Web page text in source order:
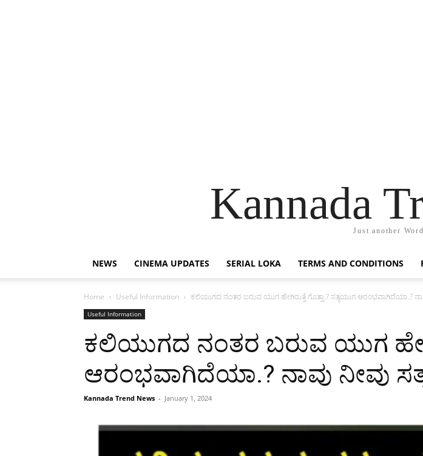
Kannada
Just another
NEWS CINEMA UPDATES SERIAL LOKA TERMS AND CONDITIONS
Home Useful Information ಕಲಿಯುಗದ ನಂತರ ಬರುವ ಯುಗ ಹೇಗಿರುತ್ತೆ ಗೊತ್ತಾ.? ಸತ್ಯಯುಗ ಆರಂಭವಾಗಿದೆಯಾ.?
Useful Information
ಕಲಿಯುಗದ ನಂತರ ಬರುವ ಯುಗ
ಆರಂಭವಾಗಿದೆಯಾ.? ನಾವು ನೀವು
Kannada Trend News - January 1, 2024